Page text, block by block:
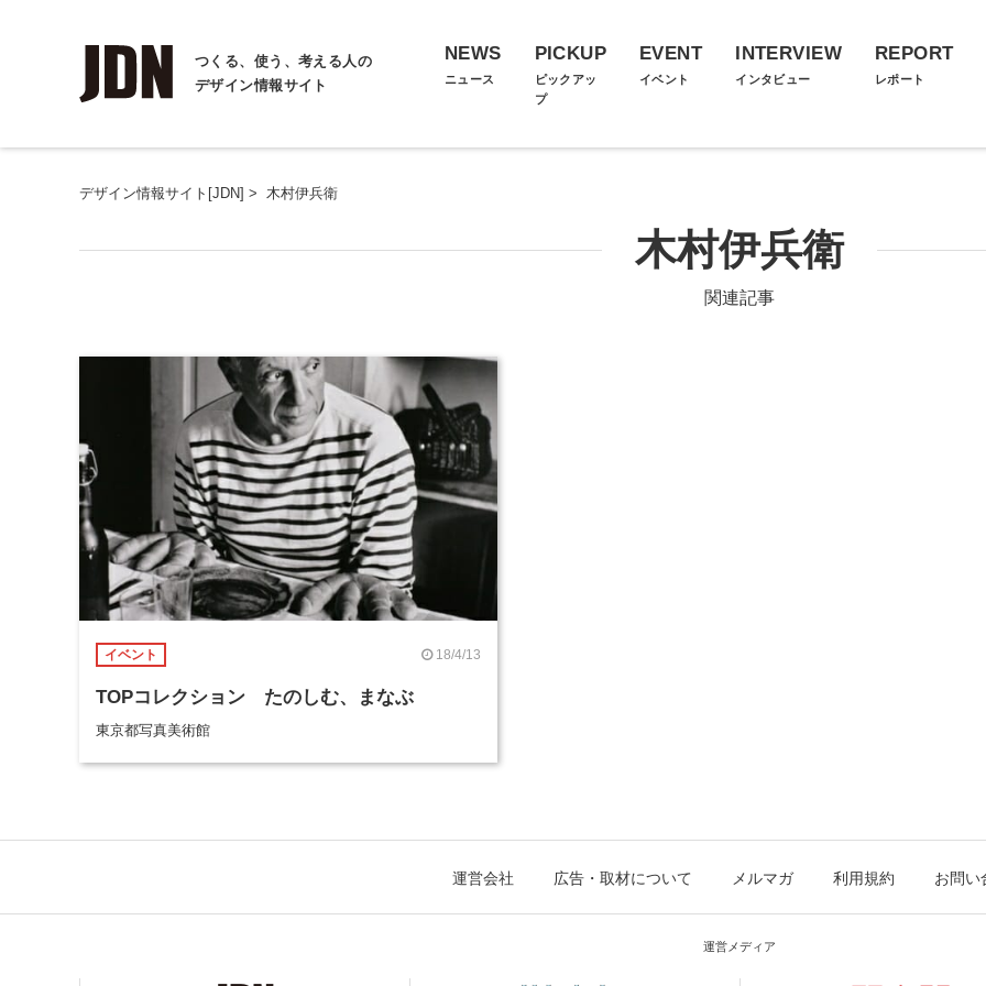
つくる、使う、考える人の
デザイン情報サイト
NEWS
ニュース
PICKUP
ピックアッ
プ
EVENT
イベント
INTERVIEW
インタビュー
REPORT
レポート
デザイン情報サイト[JDN] > 木村伊兵衛
木村伊兵衛
関連記事
イベント 18/4/13
TOPコレクション たのしむ、まなぶ
東京都写真美術館
運営会社 広告・取材について メルマガ 利用規約 お問い
運営メディア